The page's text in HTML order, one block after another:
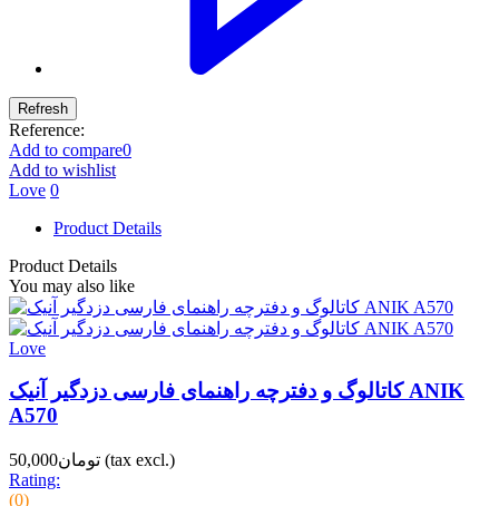
Reference:
Add to compare0
Add to wishlist
Love 0
Product Details
Product Details
You may also like
Love
کاتالوگ و دفترچه راهنمای فارسی دزدگیر آنیک ANIK
A570
تومان50,000 (tax excl.)
Rating:
(0)